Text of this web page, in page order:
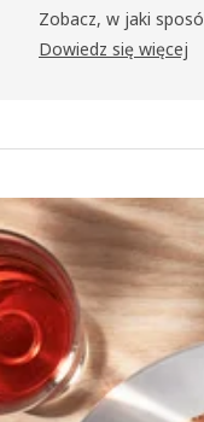
Zobacz, w jaki
Dowiedz się więcej